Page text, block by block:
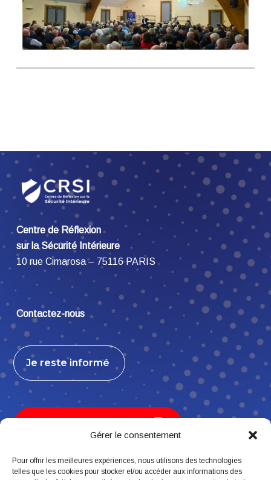
Gérer le consentement
Pour offrir les meilleures expériences, nous utilisons des technologies
telles que les cookies pour stocker et/ou accéder aux informations des
Centre de Réflexion
sur la Sécurité Intérieure
10 rue Cimarosa – 75116 PARIS
Contactez-nous
Je reste informé